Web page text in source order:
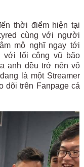
thời điểm hiện tại
cùng với người
mộ nghĩ ngay tới
với lối công vũ bão
anh đều trở nên vô
là một Streamer
dõi trên Fanpage cá